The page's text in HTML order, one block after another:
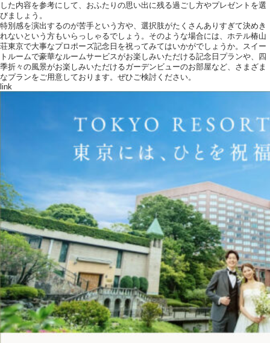
した内容を参考にして、おふたりの思い出に残る過ごし方やプレゼントを選
びましょう。
特別感を演出するのが苦手という方や、選択肢がたくさんありすぎて決めき
れないという方もいらっしゃるでしょう。そのような場合には、ホテル椿山
荘東京で大事なプロポーズ記念日を祝ってみてはいかがでしょうか。スイー
トルームで豪華なルームサービスがお楽しみいただける記念日プランや、四
季折々の風景がお楽しみいただけるガーデンビューのお部屋など、さまざま
なプランをご用意しております。ぜひご検討ください。
link